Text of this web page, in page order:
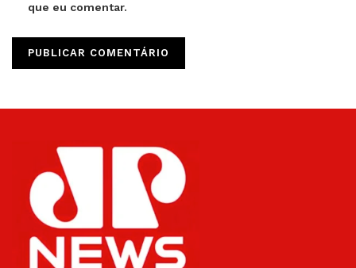
que eu comentar.